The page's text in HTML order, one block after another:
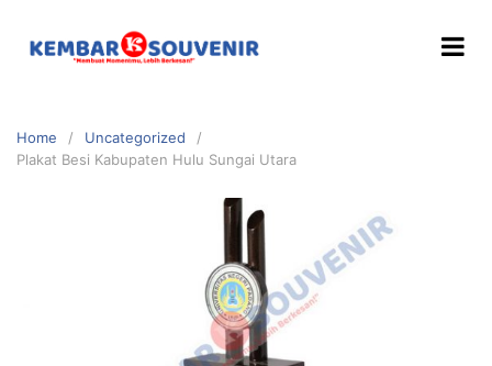
Home
Uncategorized
Plakat Besi Kabupaten Hulu Sungai Utara